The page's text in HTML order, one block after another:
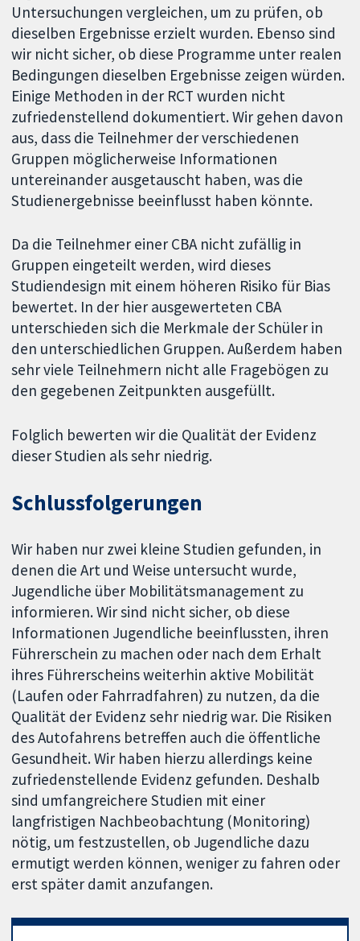
Untersuchungen vergleichen, um zu prüfen, ob
dieselben Ergebnisse erzielt wurden. Ebenso sind
wir nicht sicher, ob diese Programme unter realen
Bedingungen dieselben Ergebnisse zeigen würden.
Einige Methoden in der RCT wurden nicht
zufriedenstellend dokumentiert. Wir gehen davon
aus, dass die Teilnehmer der verschiedenen
Gruppen möglicherweise Informationen
untereinander ausgetauscht haben, was die
Studienergebnisse beeinflusst haben könnte.
Da die Teilnehmer einer CBA nicht zufällig in
Gruppen eingeteilt werden, wird dieses
Studiendesign mit einem höheren Risiko für Bias
bewertet. In der hier ausgewerteten CBA
unterschieden sich die Merkmale der Schüler in
den unterschiedlichen Gruppen. Außerdem haben
sehr viele Teilnehmern nicht alle Fragebögen zu
den gegebenen Zeitpunkten ausgefüllt.
Folglich bewerten wir die Qualität der Evidenz
dieser Studien als sehr niedrig.
Schlussfolgerungen
Wir haben nur zwei kleine Studien gefunden, in
denen die Art und Weise untersucht wurde,
Jugendliche über Mobilitätsmanagement zu
informieren. Wir sind nicht sicher, ob diese
Informationen Jugendliche beeinflussten, ihren
Führerschein zu machen oder nach dem Erhalt
ihres Führerscheins weiterhin aktive Mobilität
(Laufen oder Fahrradfahren) zu nutzen, da die
Qualität der Evidenz sehr niedrig war. Die Risiken
des Autofahrens betreffen auch die öffentliche
Gesundheit. Wir haben hierzu allerdings keine
zufriedenstellende Evidenz gefunden. Deshalb
sind umfangreichere Studien mit einer
langfristigen Nachbeobachtung (Monitoring)
nötig, um festzustellen, ob Jugendliche dazu
ermutigt werden können, weniger zu fahren oder
erst später damit anzufangen.